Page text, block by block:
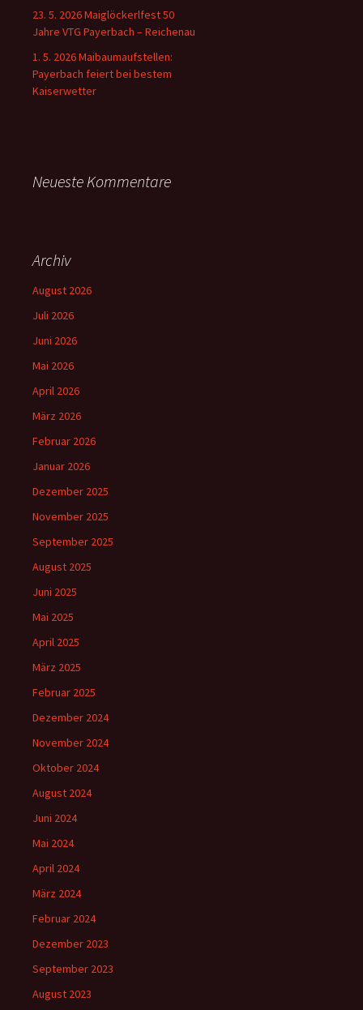
23. 5. 2026 Maiglöckerlfest 50
Jahre VTG Payerbach – Reichenau
1. 5. 2026 Maibaumaufstellen:
Payerbach feiert bei bestem
Kaiserwetter
Neueste Kommentare
Archiv
August 2026
Juli 2026
Juni 2026
Mai 2026
April 2026
März 2026
Februar 2026
Januar 2026
Dezember 2025
November 2025
September 2025
August 2025
Juni 2025
Mai 2025
April 2025
März 2025
Februar 2025
Dezember 2024
November 2024
Oktober 2024
August 2024
Juni 2024
Mai 2024
April 2024
März 2024
Februar 2024
Dezember 2023
September 2023
August 2023